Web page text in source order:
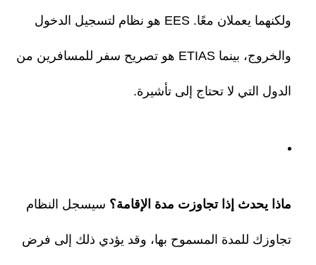
ولكنهما يعملان معًا. EES هو نظام لتسجيل الدخول
والخروج، بينما ETIAS هو تصريح سفر للمسافرين من
الدول التي لا تحتاج إلى تأشيرة.
ماذا يحدث إذا تجاوزت مدة الإقامة؟ سيسجل النظام
تجاوزك للمدة المسموح بها، وقد يؤدي ذلك إلى فرض